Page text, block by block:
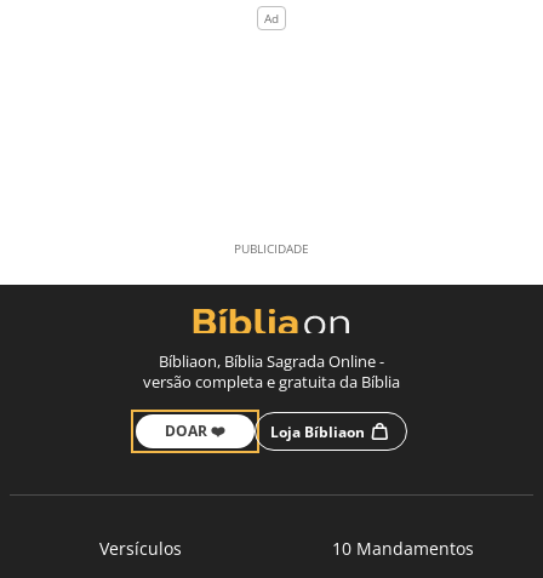
Bíbliaon, Bíblia Sagrada Online -
versão completa e gratuita da Bíblia
DOAR ❤️ Loja Bíbliaon
Versículos
10 Mandamentos